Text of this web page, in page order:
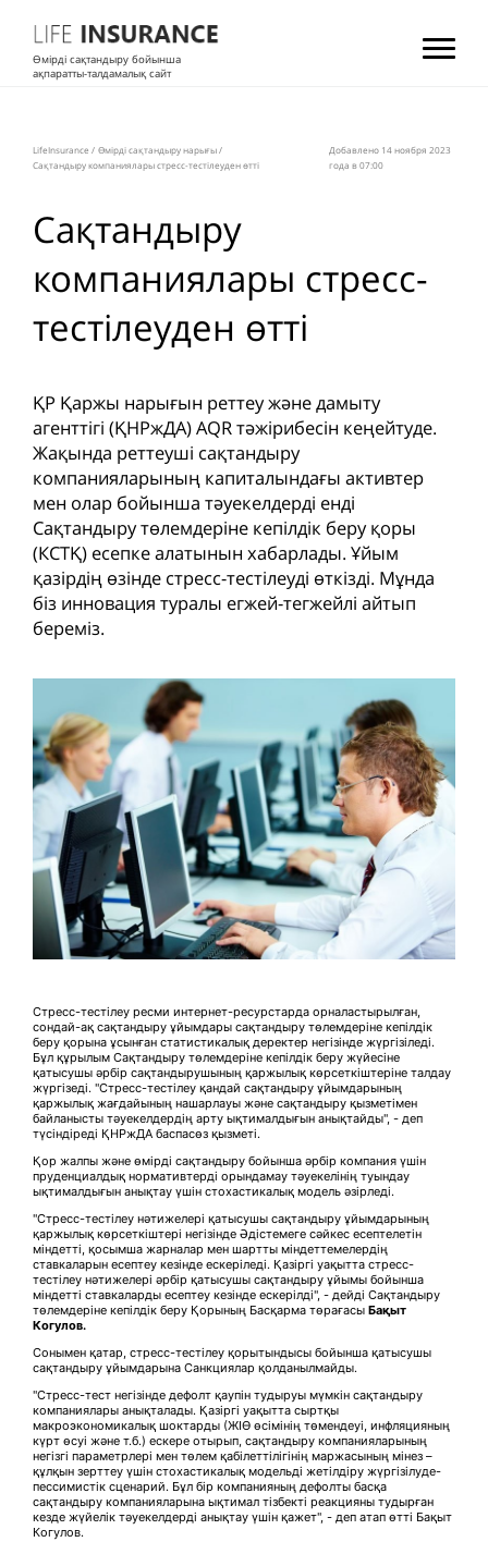
Өмірді сақтандыру бойынша
ақпаратты-талдамалық сайт
LifeInsurance / Өмірді сақтандыру нарығы/
Сақтандыру компаниялары стресс-тестілеуден өтті
Добавлено 14 ноября 2023
года в 07:00
Сақтандыру
компаниялары стресс-
тестілеуден өтті
ҚР Қаржы нарығын реттеу және дамыту
агенттігі (ҚНРжДА) AQR тәжірибесін кеңейтуде.
Жақында реттеуші сақтандыру
компанияларының капиталындағы активтер
мен олар бойынша тәуекелдерді енді
Сақтандыру төлемдеріне кепілдік беру қоры
(КСТҚ) есепке алатынын хабарлады. Ұйым
қазірдің өзінде стресс-тестілеуді өткізді. Мұнда
біз инновация туралы егжей-тегжейлі айтып
береміз.
Стресс-тестілеу ресми интернет-ресурстарда орналастырылған,
сондай-ақ сақтандыру ұйымдары сақтандыру төлемдеріне кепілдік
беру қорына ұсынған статистикалық деректер негізінде жүргізіледі.
Бұл құрылым Сақтандыру төлемдеріне кепілдік беру жүйесіне
қатысушы әрбір сақтандырушының қаржылық көрсеткіштеріне талдау
жүргізеді. "Стресс-тестілеу қандай сақтандыру ұйымдарының
қаржылық жағдайының нашарлауы және сақтандыру қызметімен
байланысты тәуекелдердің арту ықтималдығын анықтайды", - деп
түсіндіреді ҚНРжДА баспасөз қызметі.
Қор жалпы және өмірді сақтандыру бойынша әрбір компания үшін
пруденциалдық нормативтерді орындамау тәуекелінің туындау
ықтималдығын анықтау үшін стохастикалық модель әзірледі.
"Стресс-тестілеу нәтижелері қатысушы сақтандыру ұйымдарының
қаржылық көрсеткіштері негізінде Әдістемеге сәйкес есептелетін
міндетті, қосымша жарналар мен шартты міндеттемелердің
ставкаларын есептеу кезінде ескеріледі. Қазіргі уақытта стресс-
тестілеу нәтижелері әрбір қатысушы сақтандыру ұйымы бойынша
міндетті ставкаларды есептеу кезінде ескерілді", - дейді Сақтандыру
төлемдеріне кепілдік беру Қорының Басқарма төрағасы Бақыт
Когулов.
Сонымен қатар, стресс-тестілеу қорытындысы бойынша қатысушы
сақтандыру ұйымдарына Санкциялар қолданылмайды.
"Стресс-тест негізінде дефолт қаупін тудыруы мүмкін сақтандыру
компаниялары анықталады. Қазіргі уақытта сыртқы
макроэкономикалық шоктарды (ЖІӨ өсімінің төмендеуі, инфляцияның
күрт өсуі және т.б.) ескере отырып, сақтандыру компанияларының
негізгі параметрлері мен төлем қабілеттілігінің маржасының мінез –
құлқын зерттеу үшін стохастикалық модельді жетілдіру жүргізілуде-
пессимистік сценарий. Бұл бір компанияның дефолты басқа
сақтандыру компанияларына ықтимал тізбекті реакцияны тудырған
кезде жүйелік тәуекелдерді анықтау үшін қажет", - деп атап өтті Бақыт
Когулов.